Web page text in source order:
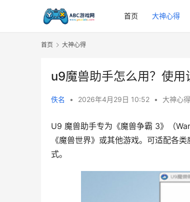
首页 大神心得
首页 大神心得
u9魔兽助手怎么用？使用
佚名 • 2026年4月29日 10:52 • 大神心得
U9 魔兽助手专为《魔兽争霸 3》（
《魔兽世界》或其他游戏。可适配各
式。